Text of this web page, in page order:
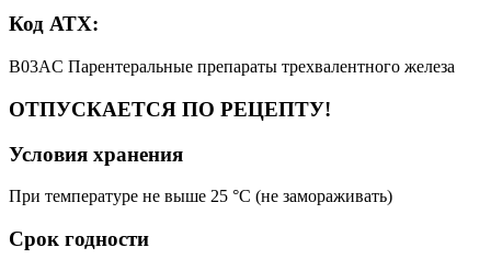
Код АТХ:
B03AC Парентеральные препараты трехвалентного железа
ОТПУСКАЕТСЯ ПО РЕЦЕПТУ!
Условия хранения
При температуре не выше 25 °C (не замораживать)
Срок годности